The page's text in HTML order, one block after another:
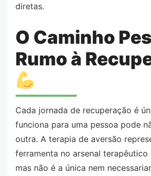
diretas.
O Caminho
Rumo à
Cada jornada de recuperação é
funciona para uma pessoa pode
outra. A terapia de aversão
ferramenta no arsenal
mas não é a única nem